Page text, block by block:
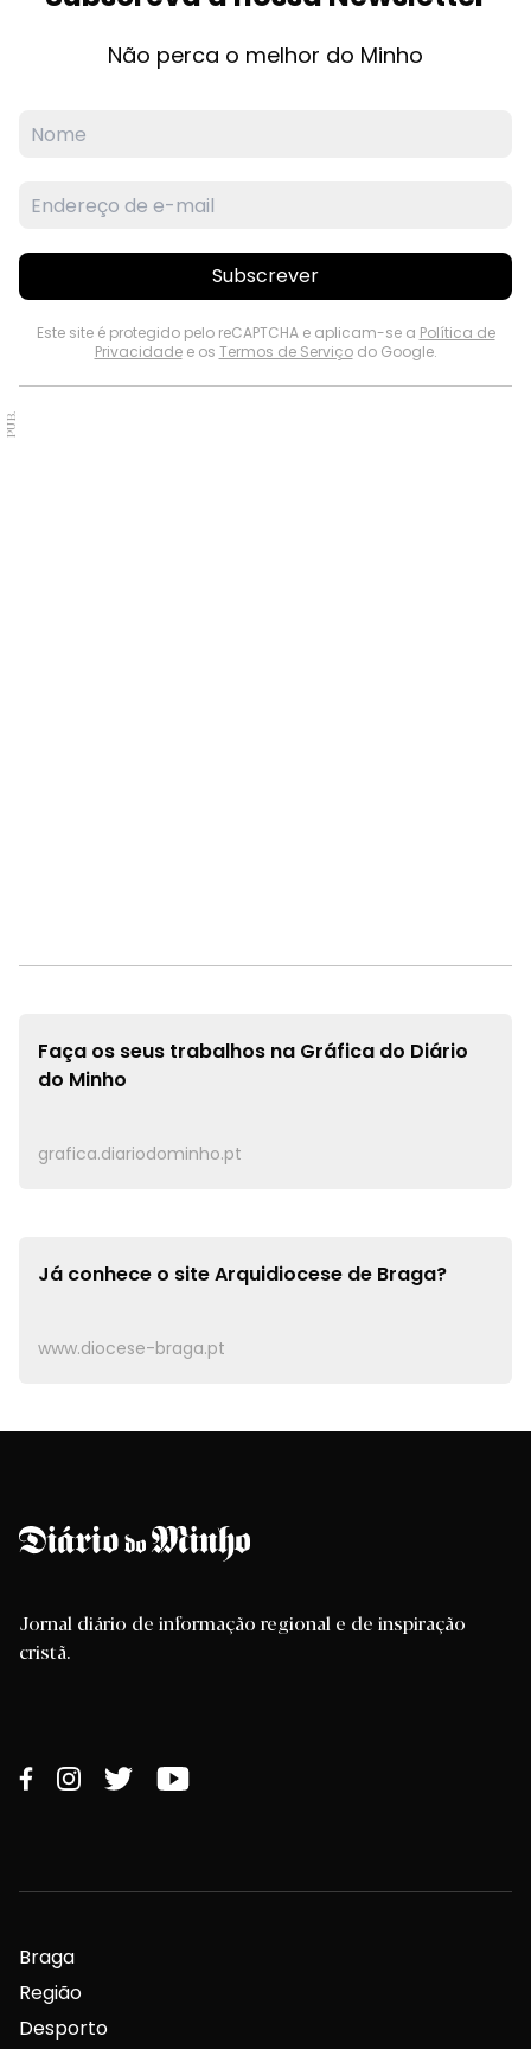
Não perca o melhor do Minho
Subscrever
Este site é protegido pelo reCAPTCHA e aplicam-se a Política de
Privacidadee os Termos de Serviçodo Google.
PUB.
Faça os seus trabalhos na Gráfica do Diário
do Minho
grafica.diariodominho.pt
Já conhece o siteArquidiocese de Braga?
www.diocese-braga.pt
Jornal diário de informação regional e de inspiração
cristã.
Braga
Região
Desporto